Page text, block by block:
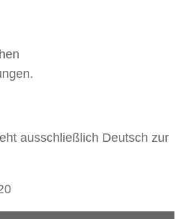
ausschließlich Deutsch zur